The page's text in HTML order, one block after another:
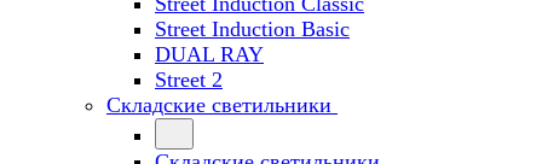
Street Induction Basic
DUAL RAY
Street 2
Складские светильники